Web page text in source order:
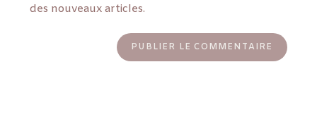
des nouveaux articles.